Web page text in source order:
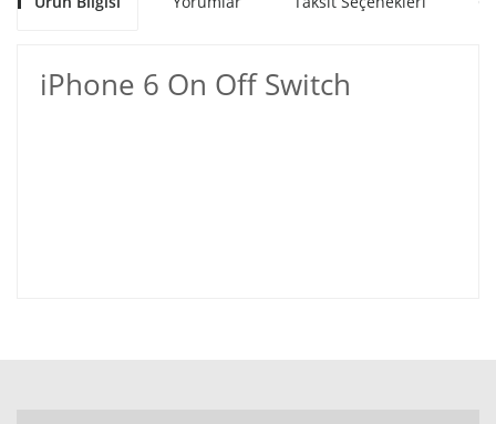
iPhone 6 On Off Switch